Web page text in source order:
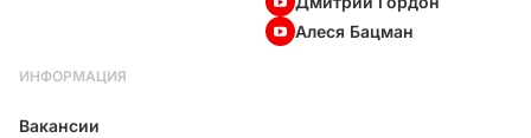
Алеся Бацман
ИНФОРМАЦИЯ
Вакансии